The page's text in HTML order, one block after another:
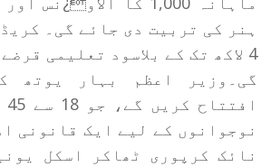
ہنر کی تربیت دی جائے گی۔
4 لاکھ تک کے بلاسود تعلیمی
گی۔وزیر اعظم بہار یوتھ
نوجوانوں کے لیے ایک قانونی
نائک کرپوری ٹھاکر اسکل